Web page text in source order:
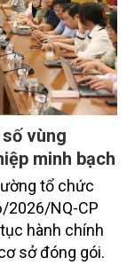
vùng
minh bạch
tổ chức
2026/NQ-CP
hành chính
sở đóng gói.